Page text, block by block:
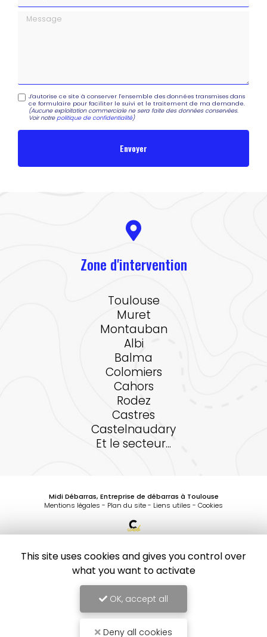
Message
J'autorise ce site à conserver l'ensemble des données transmises dans
ce formulaire pour faciliter le suivi et le traitement de ma demande.
(Aucune exploitation commerciale ne sera faite des données conservées.
Voir notrepolitique de confidentialité)
Zone d'intervention
Toulouse
Muret
Montauban
Albi
Balma
Colomiers
Cahors
Rodez
Castres
Castelnaudary
Et le secteur...
Midi Débarras, Entreprise de débarras à Toulouse
Mentions légales - Plan du site- Liens utiles - Cookies
Demande de Devis
Secteurs-En savoir +
Sitemap
Entreprise de débarras à Toulouse
Entreprise de débarras à Toulouse
10/10
1 avis
This site uses cookies and gives you control over
what you want to activate
OK, accept all
Deny all cookies